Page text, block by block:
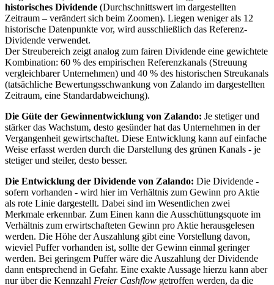
historisches Dividende (Durchschnittswert im dargestellten
Zeitraum – verändert sich beim Zoomen). Liegen weniger als 12
historische Datenpunkte vor, wird ausschließlich das Referenz-
Dividende verwendet.
Der Streubereich zeigt analog zum fairen Dividende eine gewichtete
Kombination: 60 % des empirischen Referenzkanals (Streuung
vergleichbarer Unternehmen) und 40 % des historischen Streukanals
(tatsächliche Bewertungsschwankung von Zalando im dargestellten
Zeitraum, eine Standardabweichung).
Die Güte der Gewinnentwicklung von Zalando: Je stetiger und
stärker das Wachstum, desto gesünder hat das Unternehmen in der
Vergangenheit gewirtschaftet. Diese Entwicklung kann auf einfache
Weise erfasst werden durch die Darstellung des grünen Kanals - je
stetiger und steiler, desto besser.
Die Entwicklung der Dividende von Zalando: Die Dividende -
sofern vorhanden - wird hier im Verhältnis zum Gewinn pro Aktie
als rote Linie dargestellt. Dabei sind im Wesentlichen zwei
Merkmale erkennbar. Zum Einen kann die Ausschüttungsquote im
Verhältnis zum erwirtschafteten Gewinn pro Aktie herausgelesen
werden. Die Höhe der Auszahlung gibt eine Vorstellung davon,
wieviel Puffer vorhanden ist, sollte der Gewinn einmal geringer
werden. Bei geringem Puffer wäre die Auszahlung der Dividende
dann entsprechend in Gefahr. Eine exakte Aussage hierzu kann aber
nur über die Kennzahl Freier Cashflow getroffen werden, da die